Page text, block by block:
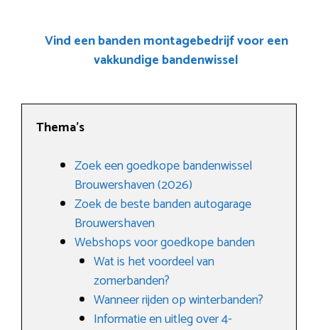
Vind een banden montagebedrijf voor een
vakkundige bandenwissel
Thema’s
Zoek een goedkope bandenwissel
Brouwershaven (2026)
Zoek de beste banden autogarage
Brouwershaven
Webshops voor goedkope banden
Wat is het voordeel van
zomerbanden?
Wanneer rijden op winterbanden?
Informatie en uitleg over 4-